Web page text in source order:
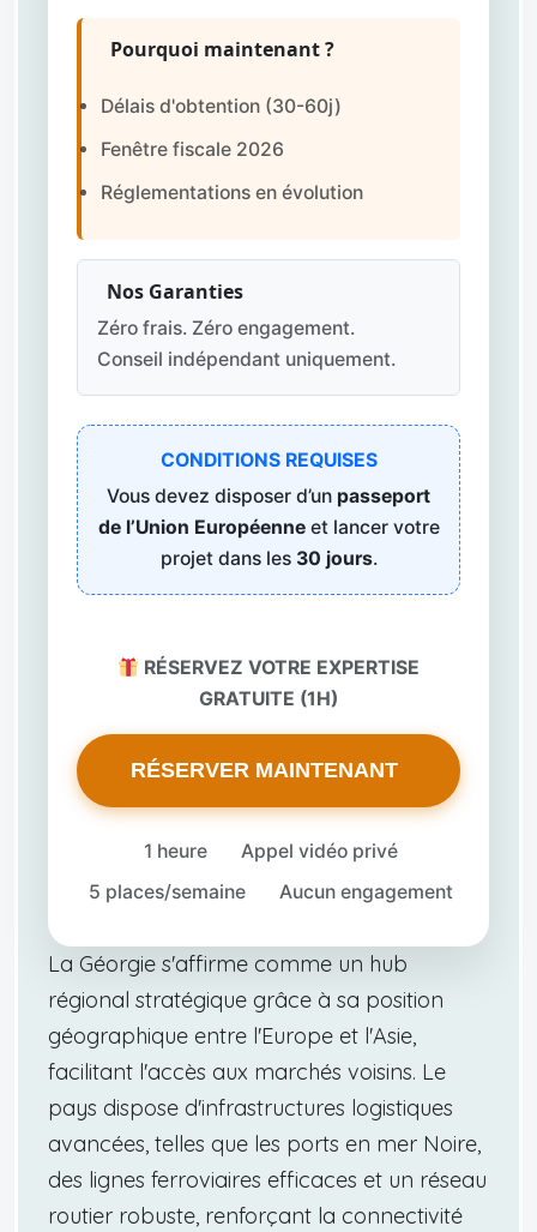
Pourquoi maintenant ?
Délais d'obtention (30-60j)
Fenêtre fiscale 2026
Réglementations en évolution
Nos Garanties
Zéro frais. Zéro engagement.
Conseil indépendant uniquement.
CONDITIONS REQUISES
Vous devez disposer d’un passeport
de l’Union Européenneet lancer votre
projet dans les 30 jours.
RÉSERVEZ VOTRE EXPERTISE
GRATUITE (1H)
RÉSERVER MAINTENANT
1 heure
Appel vidéo privé
5 places/semaine
Aucun engagement
La Géorgie s'affirme comme un hub
régional stratégique grâce à sa position
géographique entre l'Europe et l'Asie,
facilitant l'accès aux marchés voisins. Le
pays dispose d'infrastructures logistiques
avancées, telles que les ports en mer Noire,
des lignes ferroviaires efficaces et un réseau
routier robuste, renforçant la connectivité